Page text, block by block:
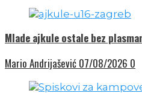
Mlade ajkule ostale bez
Mario Andrijašević 07/08/2026 0